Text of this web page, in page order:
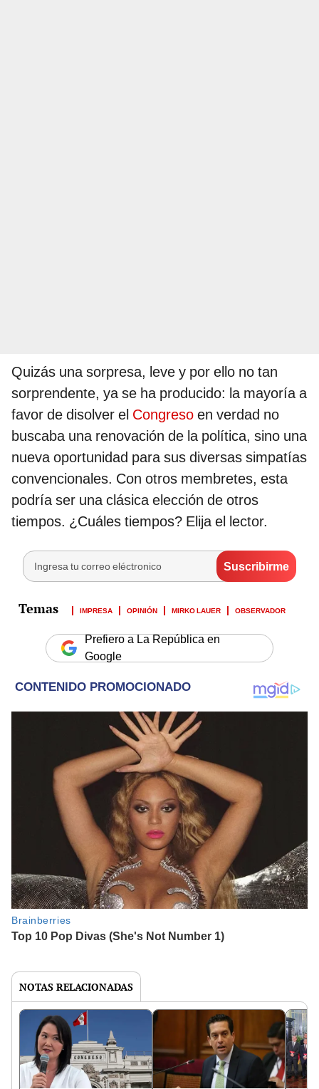
Quizás una sorpresa, leve y por ello no tan
sorprendente, ya se ha producido: la mayoría a
favor de disolver el Congreso en verdad no
buscaba una renovación de la política, sino una
nueva oportunidad para sus diversas simpatías
convencionales. Con otros membretes, esta
podría ser una clásica elección de otros
tiempos. ¿Cuáles tiempos? Elija el lector.
IMPRESA OPINIÓN MIRKO LAUER OBSERVADOR
Prefiero a La República en
Google
NOTAS RELACIONADAS